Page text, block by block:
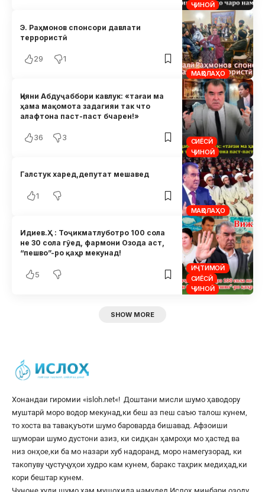
ҶИНОӢ
МАҚОЛАҲО
Э. Раҳмонов спонсори давлати
террористӣ
29 1
СИЁСӢ
ҶИНОӢ
Ҷияни Абдуҷаббори кавлук: «тағаи ма
ҳама мақомота задагияи так что
алафтона паст-паст бчарен!»
36 3
МАҚОЛАҲО
Галстук харед,депутат мешавед
1
ИҶТИМОӢ
СИЁСӢ
ҶИНОӢ
Идиев.Ҳ : Тоҷикматлуботро 100 сола
не 30 сола гӯед, фармони Озода аст,
“пешво”-ро қаҳр мекунад!
5
SHOW MORE
Хонандаи гиромии «isloh.net«! Доштани мисли шумо ҳаводору
муштарӣ моро водор мекунад,ки беш аз пеш саъю талош кунем,
то хоста ва тавақуъоти шумо бароварда бишавад. Афзоиши
шумораи шумо дустони азиз, ки сидқан ҳамроҳи мо ҳастед ва
низ онҳое,ки ба мо назари хуб надоранд, моро намегузорад, ки
такопуву ҷустуҷуҳои худро кам кунем, баракс таҳрик медиҳад,ки
кори бештар кунем.